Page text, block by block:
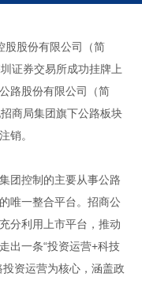
股股份有限公司（简
证券交易所成功挂牌上
路股份有限公司（简
商局集团旗下公路板块
销。
团控制的主要从事公路
唯一整合平台。招商公
分利用上市平台，推动
出一条“投资运营+科技
资运营为核心，涵盖政